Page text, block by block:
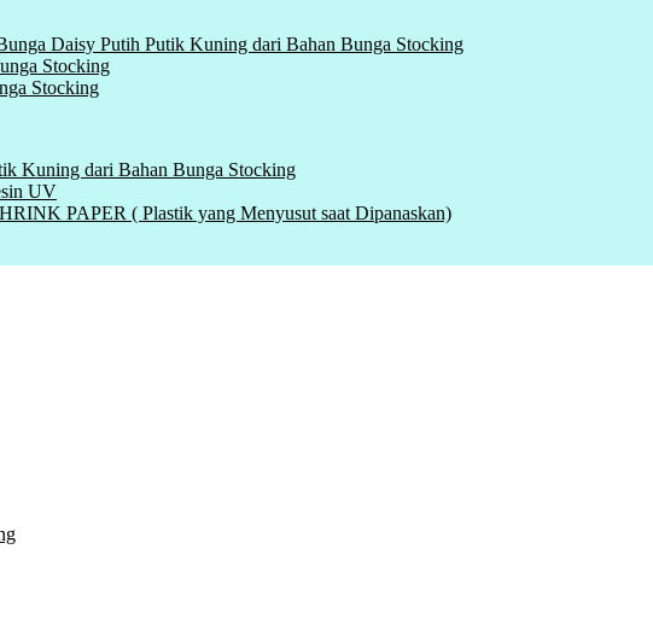
Daisy Putih Putik Kuning dari Bahan Bunga Stocking
Stocking
Stocking
Kuning dari Bahan Bunga Stocking
UV
PAPER ( Plastik yang Menyusut saat Dipanaskan)